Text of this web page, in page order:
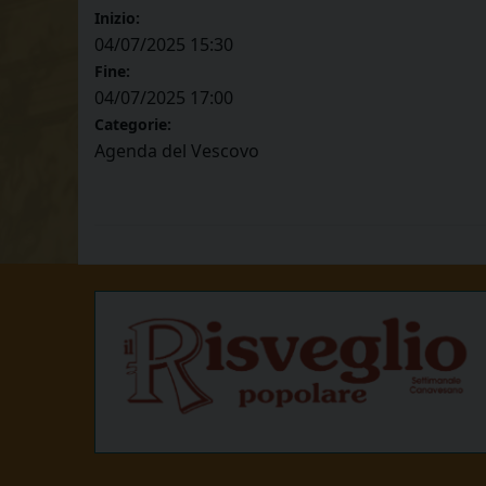
Inizio:
04/07/2025 15:30
Fine:
04/07/2025 17:00
Categorie:
Agenda del Vescovo